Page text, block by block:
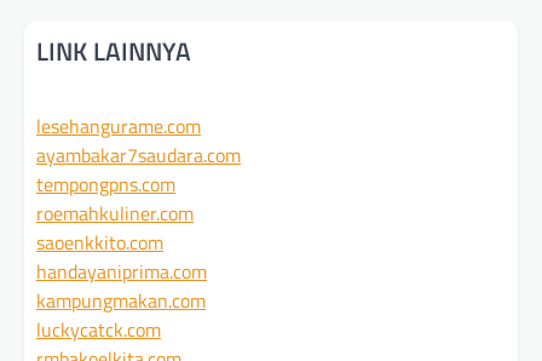
LINK LAINNYA
lesehangurame.com
ayambakar7saudara.com
tempongpns.com
roemahkuliner.com
saoenkkito.com
handayaniprima.com
kampungmakan.com
luckycatck.com